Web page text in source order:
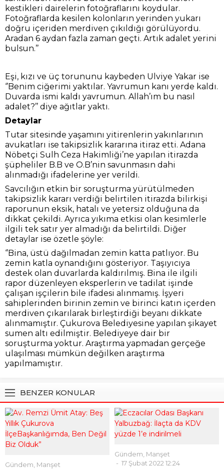
kestikleri dairelerin fotoğraflarını koydular.
Fotoğraflarda kesilen kolonların yerinden yukarı
doğru içeriden merdiven çıkıldığı görülüyordu.
Aradan 6 aydan fazla zaman geçti. Artık adalet yerini
bulsun.’’
Eşi, kızı ve üç torununu kaybeden Ulviye Yakar ise
‘’Benim ciğerimi yaktılar. Yavrumun kanı yerde kaldı.
Duvarda ismi kaldı yavrumun. Allah’ım bu nasıl
adalet?’’ diye ağıtlar yaktı.
Detaylar
Tutar sitesinde yaşamını yitirenlerin yakınlarının
avukatları ise takipsizlik kararına itiraz etti. Adana
Nöbetçi Sulh Ceza Hakimliği’ne yapılan itirazda
şüpheliler B.B ve O.B’nin savunmasın dahi
alınmadığı ifadelerine yer verildi.
Savcılığın etkin bir soruşturma yürütülmeden
takipsizlik kararı verdiği belirtilen itirazda bilirkişi
raporunun eksik, hatalı ve yetersiz olduğuna da
dikkat çekildi. Ayrıca yıkıma etkisi olan kesimlerle
ilgili tek satır yer almadığı da belirtildi. Diğer
detaylar ise özetle şöyle:
‘’Bina, üstü dağılmadan zemin katta patlıyor. Bu
zemin katla oynandığını gösteriyor. Taşıyıcıya
destek olan duvarlarda kaldırılmış. Bina ile ilgili
rapor düzenleyen eksperlerin ve tadilat işinde
çalışan işçilerin bile ifadesi alınmamış. İşyeri
sahiplerinden birinin zemin ve birinci katın içerden
merdiven çıkarılarak birleştirdiği beyanı dikkate
alınmamıştır. Çukurova Belediyesine yapılan şikayet
sumen altı edilmiştir. Belediyeye dair bir
soruşturma yoktur. Araştırma yapmadan gerçeğe
ulaşılması mümkün değilken araştırma
yapılmamıştır.
BENZER KONULAR
Gündem Manşet
Gündem Manşet
17 Şubat 2022 12:24